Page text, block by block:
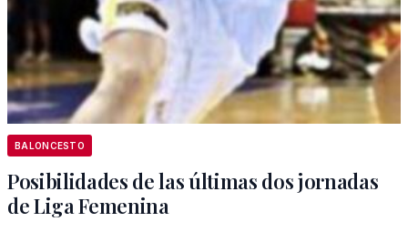
BALONCESTO
Posibilidades de las últimas dos jornadas
de Liga Femenina